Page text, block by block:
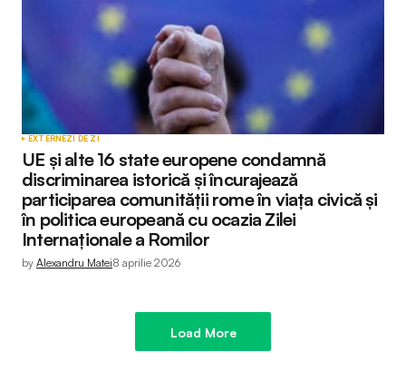
EXTERNEZI DE ZI
UE și alte 16 state europene condamnă
discriminarea istorică și încurajează
participarea comunității rome în viața civică și
în politica europeană cu ocazia Zilei
Internaționale a Romilor
by Alexandru Matei8 aprilie 2026
Load More